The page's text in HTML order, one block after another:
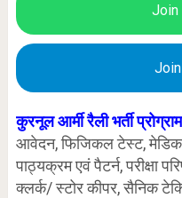
Join
कुरनूल आर्मी रैली भर्ती
आवेदन, फिजिकल टेस्ट, मेडिकल
पाठ्यक्रम एवं पैटर्न, परीक्षा
क्लर्क/ स्टोर कीपर, सैनिक